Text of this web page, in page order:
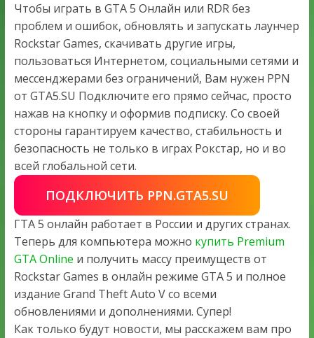
Чтобы играть в GTA 5 Онлайн или RDR без
проблем и ошибок, обновлять и запускать лаунчер
Rockstar Games, скачивать другие игры,
пользоваться Интернетом, социальными сетями и
мессенджерами без ограничений, Вам нужен PPN
от GTA5.SU Подключите его прямо сейчас, просто
нажав на кнопку и оформив подписку. Со своей
стороны гарантируем качество, стабильность и
безопасность не только в играх Рокстар, но и во
всей глобальной сети.
ПОДКЛЮЧИТЬ PPN.GTA5.SU
ГТА 5 онлайн работает в России и других странах.
Теперь для компьютера можно купить Premium
GTA Online и получить массу преимуществ от
Rockstar Games в онлайн режиме GTA 5 и полное
издание Grand Theft Auto V со всеми
обновлениями и дополнениями. Супер!
Как только будут новости, мы расскажем вам про